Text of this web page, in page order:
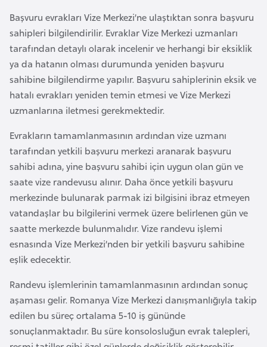
Başvuru evrakları Vize Merkezi’ne ulaştıktan sonra başvuru
sahipleri bilgilendirilir. Evraklar Vize Merkezi uzmanları
tarafından detaylı olarak incelenir ve herhangi bir eksiklik
ya da hatanın olması durumunda yeniden başvuru
sahibine bilgilendirme yapılır. Başvuru sahiplerinin eksik ve
hatalı evrakları yeniden temin etmesi ve Vize Merkezi
uzmanlarına iletmesi gerekmektedir.
Evrakların tamamlanmasının ardından vize uzmanı
tarafından yetkili başvuru merkezi aranarak başvuru
sahibi adına, yine başvuru sahibi için uygun olan gün ve
saate vize randevusu alınır. Daha önce yetkili başvuru
merkezinde bulunarak parmak izi bilgisini ibraz etmeyen
vatandaşlar bu bilgilerini vermek üzere belirlenen gün ve
saatte merkezde bulunmalıdır. Vize randevu işlemi
esnasında Vize Merkezi’nden bir yetkili başvuru sahibine
eşlik edecektir.
Randevu işlemlerinin tamamlanmasının ardından sonuç
aşaması gelir. Romanya Vize Merkezi danışmanlığıyla takip
edilen bu süreç ortalama 5-10 iş gününde
sonuçlanmaktadır. Bu süre konsolosluğun evrak talepleri,
k
i
n
a
F
a
s
Ç
a
d
Ç
e
k
u
m
h
u